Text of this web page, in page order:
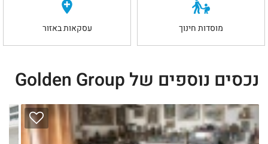
מוסדות חינוך עסקאות באזור
נכסים נוספים של Golden Group